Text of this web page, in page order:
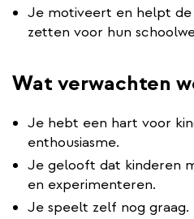
Je motiveert en helpt
zetten voor hun
Wat verwachten
Je hebt een hart voor
enthousiasme.
Je gelooft dat kinderen
en experimenteren.
Je speelt zelf nog graag.